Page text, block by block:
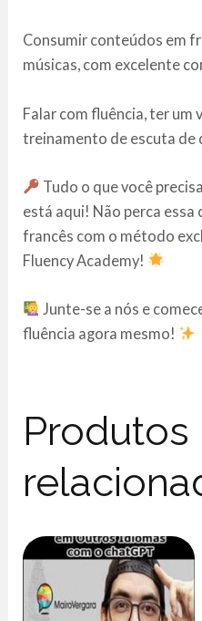
Consumir conteúdos em
músicas, com excelente
Falar com fluência, ter um
treinamento de escuta de
Tudo o que você
está aqui! Não perca
francês com o método
Fluency Academy!
Junte-se a nós e
fluência agora mesmo!
Produtos